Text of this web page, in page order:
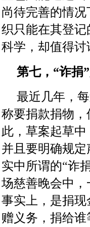
尚待完善的情
织只能在其登
科学，却值得讨
第七，“诈捐
最近几年，
称要捐款捐物
此，草案起草
并且要明确规
实中所谓的“诈
场慈善晚会中
事实上，是捐
赠义务，捐给